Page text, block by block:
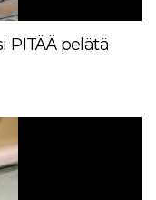
PITÄÄ pelätä